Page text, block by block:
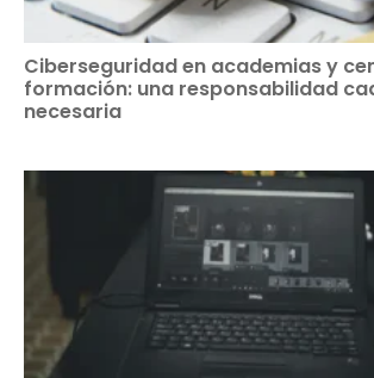
Ciberseguridad en academias y
formación: una responsabilidad
necesaria